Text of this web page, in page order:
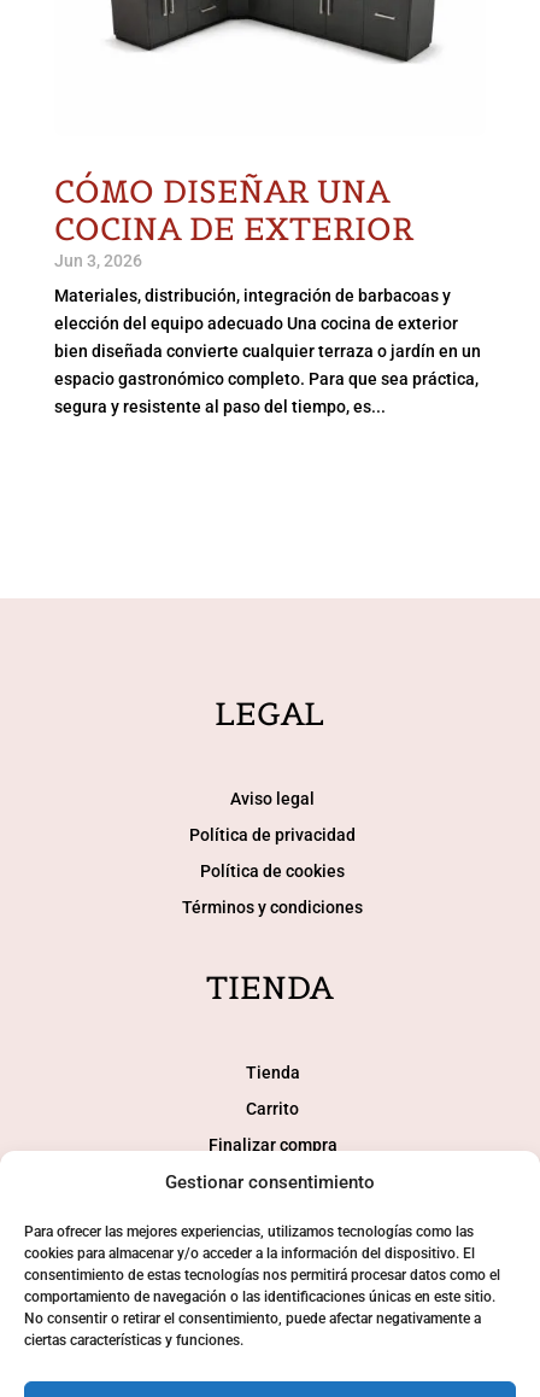
Gestionar consentimiento
Para ofrecer las mejores experiencias, utilizamos tecnologías como las
cookies para almacenar y/o acceder a la información del dispositivo. El
consentimiento de estas tecnologías nos permitirá procesar datos como el
comportamiento de navegación o las identificaciones únicas en este sitio.
No consentir o retirar el consentimiento, puede afectar negativamente a
ciertas características y funciones.
CÓMO DISEÑAR UNA
COCINA DE EXTERIOR
Jun 3, 2026
Materiales, distribución, integración de barbacoas y
elección del equipo adecuado Una cocina de exterior
bien diseñada convierte cualquier terraza o jardín en un
espacio gastronómico completo. Para que sea práctica,
segura y resistente al paso del tiempo, es...
LEGAL
Aviso legal
Política de privacidad
Política de cookies
Términos y condiciones
TIENDA
Tienda
Carrito
Finalizar compra
Mi cuenta
SOCIAL